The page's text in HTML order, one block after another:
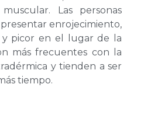
Las personas
enrojecimiento,
y picor en el lugar de la
más frecuentes con la
y tienden a ser
tiempo.